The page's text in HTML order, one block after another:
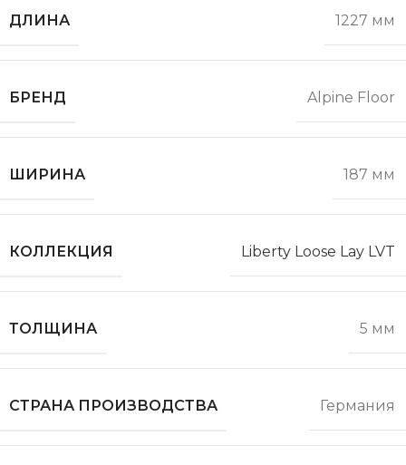
ДЛИНА 1227 мм
БРЕНД Alpine Floor
ШИРИНА 187 мм
КОЛЛЕКЦИЯ Liberty Loose Lay LVT
ТОЛЩИНА 5 мм
СТРАНА ПРОИЗВОДСТВА Германия